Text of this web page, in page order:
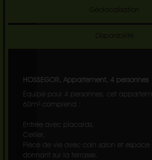
HOSSEGOR, Appartement, 4 personnes
Équipé pour 4 personnes, cet
60m² comprend :
Entrée avec placards,
Cellier,
Pièce de vie avec coin salon et espace
donnant sur la terrasse,